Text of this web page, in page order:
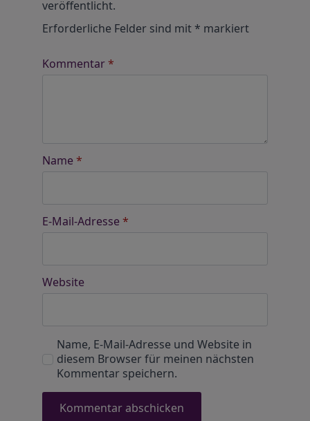
veröffentlicht.
Erforderliche Felder sind mit* markiert
Kommentar*
Name *
E-Mail-Adresse *
Website
Name, E-Mail-Adresse und Website in
diesem Browser für meinen nächsten
Kommentar speichern.